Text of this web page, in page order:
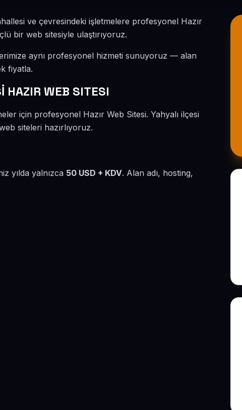
ve çevresindeki işletmelere profesyonel Hazır
bir web sitesiyle ulaştırıyoruz.
aynı profesyonel hizmeti sunuyoruz — alan
fiyatla.
HAZIR WEB SITESI
için profesyonel Hazır Web Sitesi. Yahyalı ilçesi
siteleri hazırlıyoruz.
yılda yalnızca 50 USD + KDV. Alan adı, hosting,